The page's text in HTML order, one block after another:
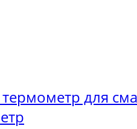
для